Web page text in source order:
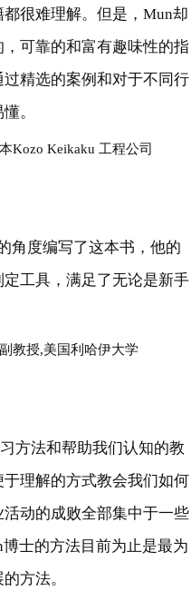
很难理解。但是，Mun却
可靠的和富有趣味性的指
精选的案例和对于不同行
。
Kozo Keikaku 工程公司
角度编写了这本书，他的
工具，满足了无论是新手
教授,美国利哈伊大学
方法和帮助我们认知的教
理解的方式教会我们如何
动的成败全部集中于一些
士的方法目前为止是最为
方法。